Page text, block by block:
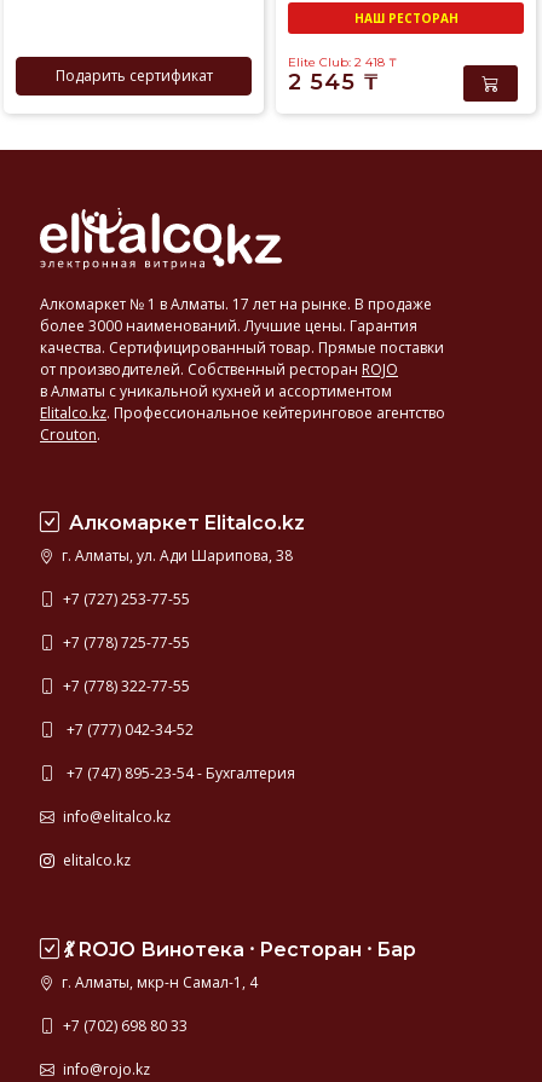
Подарить сертификат
НАШ РЕСТОРАН
Elite Club: 2 418 ₸
2 545 ₸
Алкомаркет № 1 в Алматы. 17 лет на рынке. В продаже
более 3000 наименований. Лучшие цены. Гарантия
качества. Сертифицированный товар. Прямые поставки
от производителей. Собственный ресторан ROJO
в Алматы с уникальной кухней и ассортиментом
Elitalco.kz. Профессиональное кейтеринговое агентство
Crouton.
Алкомаркет Elitalco.kz
г. Алматы, ул. Ади Шарипова, 38
+7 (727) 253-77-55
+7 (778) 725-77-55
+7 (778) 322-77-55
+7 (777) 042-34-52
+7 (747) 895-23-54 - Бухгалтерия
info@elitalco.kz
elitalco.kz
💃 ROJO Винотека ⸱ Ресторан ⸱ Бар
г. Алматы, мкр-н Самал-1, 4
+7 (702) 698 80 33
info@rojo.kz